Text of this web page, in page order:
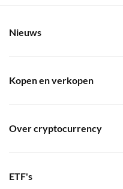
Nieuws
Kopen en verkopen
Over cryptocurrency
ETF's